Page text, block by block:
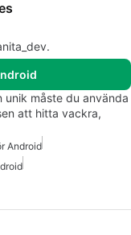
unik måste du använda
att hitta vackra,
Android